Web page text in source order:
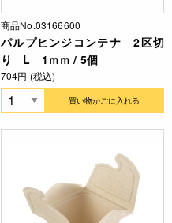
商品No.03166600
パルプヒンジコンテナ 2区切
り L 1ｍｍ / 5個
704円 (税込)
買い物かごに入れる